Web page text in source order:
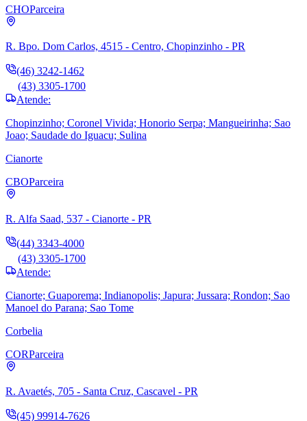
CHOParceira
R. Bpo. Dom Carlos, 4515 - Centro, Chopinzinho - PR
(46) 3242-1462
(43) 3305-1700
Atende:
Chopinzinho; Coronel Vivida; Honorio Serpa; Mangueirinha; Sao
Joao; Saudade do Iguacu; Sulina
Cianorte
CBOParceira
R. Alfa Saad, 537 - Cianorte - PR
(44) 3343-4000
(43) 3305-1700
Atende:
Cianorte; Guaporema; Indianopolis; Japura; Jussara; Rondon; Sao
Manoel do Parana; Sao Tome
Corbelia
CORParceira
R. Avaetés, 705 - Santa Cruz, Cascavel - PR
(45) 99914-7626